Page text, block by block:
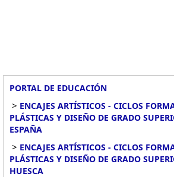
PORTAL DE EDUCACIÓN
> ENCAJES ARTÍSTICOS - CICLOS
PLÁSTICAS Y DISEÑO DE GRADO
ESPAÑA
> ENCAJES ARTÍSTICOS - CICLOS
PLÁSTICAS Y DISEÑO DE GRADO
HUESCA